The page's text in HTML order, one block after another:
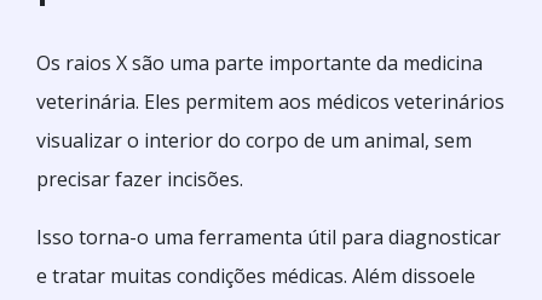
Os raios X são uma parte importante da medicina
veterinária. Eles permitem aos médicos veterinários
visualizar o interior do corpo de um animal, sem
precisar fazer incisões.
Isso torna-o uma ferramenta útil para diagnosticar
e tratar muitas condições médicas. Além dissoele